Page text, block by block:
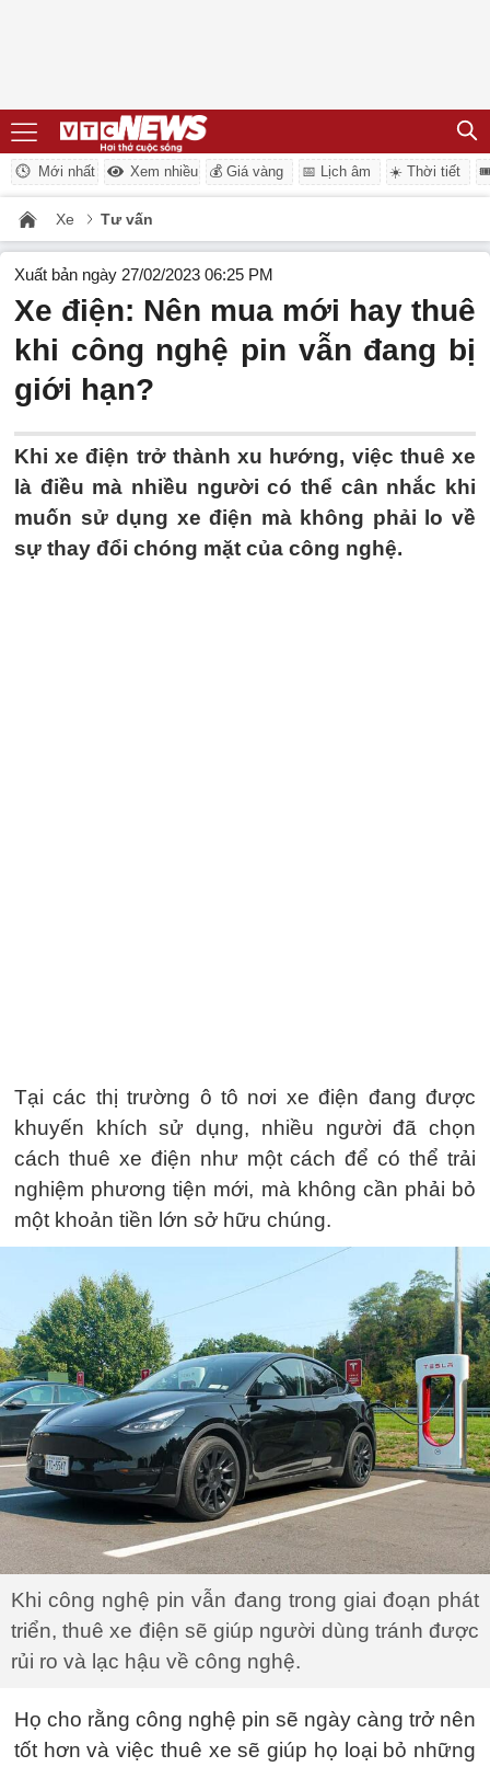
Mới nhất Xem nhiều 💰 Giá vàng 📅 Lịch âm ☀️ Thời tiết
Xe Tư vấn
Xuất bản ngày 27/02/2023 06:25 PM
Xe điện: Nên mua mới hay thuê
khi công nghệ pin vẫn đang bị
giới hạn?
Khi xe điện trở thành xu hướng, việc thuê xe
là điều mà nhiều người có thể cân nhắc khi
muốn sử dụng xe điện mà không phải lo về
sự thay đổi chóng mặt của công nghệ.
Tại các thị trường ô tô nơi xe điện đang được
khuyến khích sử dụng, nhiều người đã chọn
cách thuê xe điện như một cách để có thể trải
nghiệm phương tiện mới, mà không cần phải bỏ
một khoản tiền lớn sở hữu chúng.
Khi công nghệ pin vẫn đang trong giai đoạn phát
triển, thuê xe điện sẽ giúp người dùng tránh được
rủi ro và lạc hậu về công nghệ.
Họ cho rằng công nghệ pin sẽ ngày càng trở nên
tốt hơn và việc thuê xe sẽ giúp họ loại bỏ những